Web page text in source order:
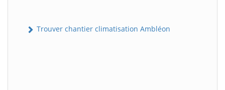
Trouver chantier climatisation Ambléon